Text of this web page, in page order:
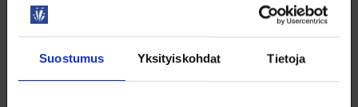
Suostumus Yksityiskohdat Tietoja
Loimun jäsenyys tarjoaa sinulle sellaisia
tapahtumia ja koulutuksia, joita et muualta saa.